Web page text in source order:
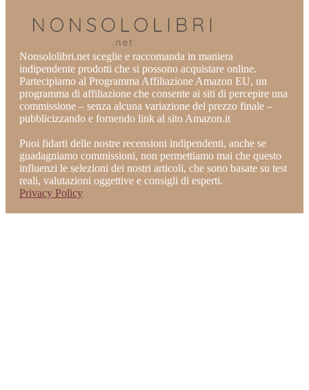
Nonsololibri.net sceglie e raccomanda in maniera
indipendente prodotti che si possono acquistare online.
Partecipiamo al Programma Affiliazione Amazon EU, un
programma di affiliazione che consente ai siti di percepire una
commissione – senza alcuna variazione del prezzo finale –
pubblicizzando e fornendo link al sito Amazon.it
Puoi fidarti delle nostre recensioni indipendenti, anche se
guadagniamo commissioni, non permettiamo mai che questo
influenzi le selezioni dei nostri articoli, che sono basate su test
reali, valutazioni oggettive e consigli di esperti.
Privacy Policy